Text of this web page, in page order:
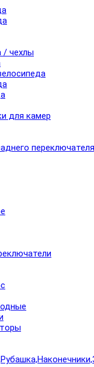
/ чехлы
для камер
переключателя